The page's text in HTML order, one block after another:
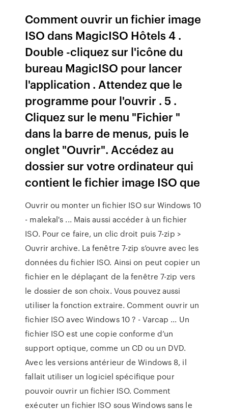
Comment ouvrir un fichier image
ISO dans MagicISO Hôtels 4 .
Double -cliquez sur l'icône du
bureau MagicISO pour lancer
l'application . Attendez que le
programme pour l'ouvrir . 5 .
Cliquez sur le menu "Fichier "
dans la barre de menus, puis le
onglet "Ouvrir". Accédez au
dossier sur votre ordinateur qui
contient le fichier image ISO que
Ouvrir ou monter un fichier ISO sur Windows 10
- malekal's ... Mais aussi accéder à un fichier
ISO. Pour ce faire, un clic droit puis 7-zip >
Ouvrir archive. La fenêtre 7-zip s’ouvre avec les
données du fichier ISO. Ainsi on peut copier un
fichier en le déplaçant de la fenêtre 7-zip vers
le dossier de son choix. Vous pouvez aussi
utiliser la fonction extraire. Comment ouvrir un
fichier ISO avec Windows 10 ? - Varcap ... Un
fichier ISO est une copie conforme d’un
support optique, comme un CD ou un DVD.
Avec les versions antérieur de Windows 8, il
fallait utiliser un logiciel spécifique pour
pouvoir ouvrir un fichier ISO. Comment
exécuter un fichier ISO sous Windows sans le